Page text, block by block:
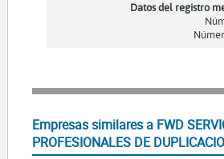
Datos del registro
Empresas similares a FWD
PROFESIONALES DE